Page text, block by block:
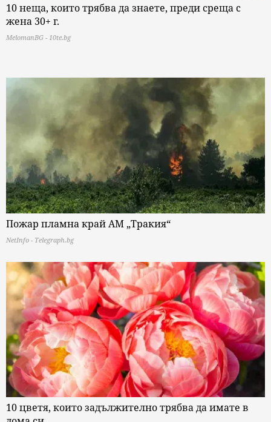
10 неща, които трябва да знаете, преди среща с
жена 30+ г.
MelomanBG - 10te.bg
Пожар пламна край АМ „Тракия“
NetInfo - Telegraph.bg
10 цветя, които задължително трябва да имате в